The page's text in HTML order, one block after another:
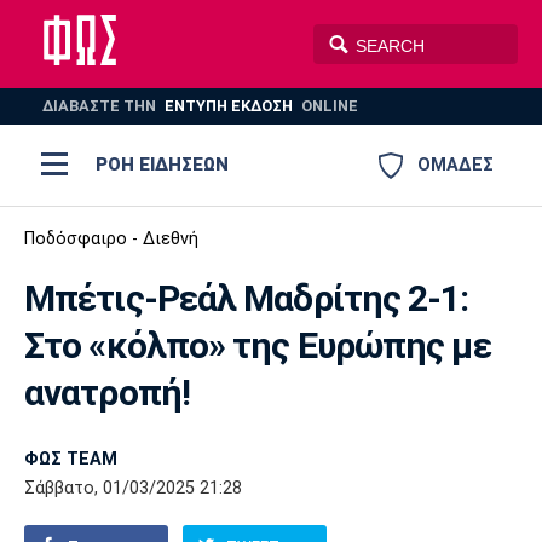
ΔΙΑΒΑΣΤΕ THN ΕΝΤΥΠΗ ΕΚΔΟΣΗ ONLINE
ΟΜΑΔΕΣ
ΡΟΗ ΕΙΔΗΣΕΩΝ
ΠΟΔΟΣΦΑΙΡΟ
ΒΟΛΕΪ
AUTO-MOTO
Ποδόσφαιρο
Super League 1
Super League 2
Γ Εθνική
Ελλάδα
Μπάσκετ
Ελλάδα
Εθνική
EuroLeague
Ολυμπιακοί Αγώνες
Βόλεϊ
Πόλο
Ολυμπιακός ΑΕΚ ΠΑΟΚ
Παναθηναϊκός Ατρόμητος
Ποδόσφαιρο - Διεθνή
Μπέτις-Ρεάλ Μαδρίτης 2-1:
Στο «κόλπο» της Ευρώπης με
ανατροπή!
ΦΩΣ TEAM
Σάββατο, 01/03/2025 21:28